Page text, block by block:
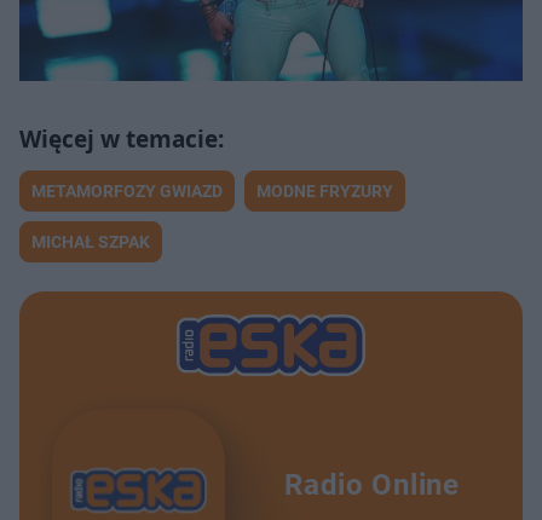
METAMORFOZY GWIAZD MODNE FRYZURY
MICHAŁ SZPAK
Radio Online